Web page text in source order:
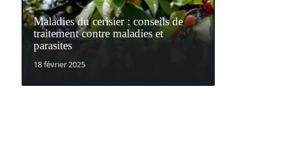
Maladies du cerisier : conseils de
traitement contre maladies et
parasites
18 février 2025